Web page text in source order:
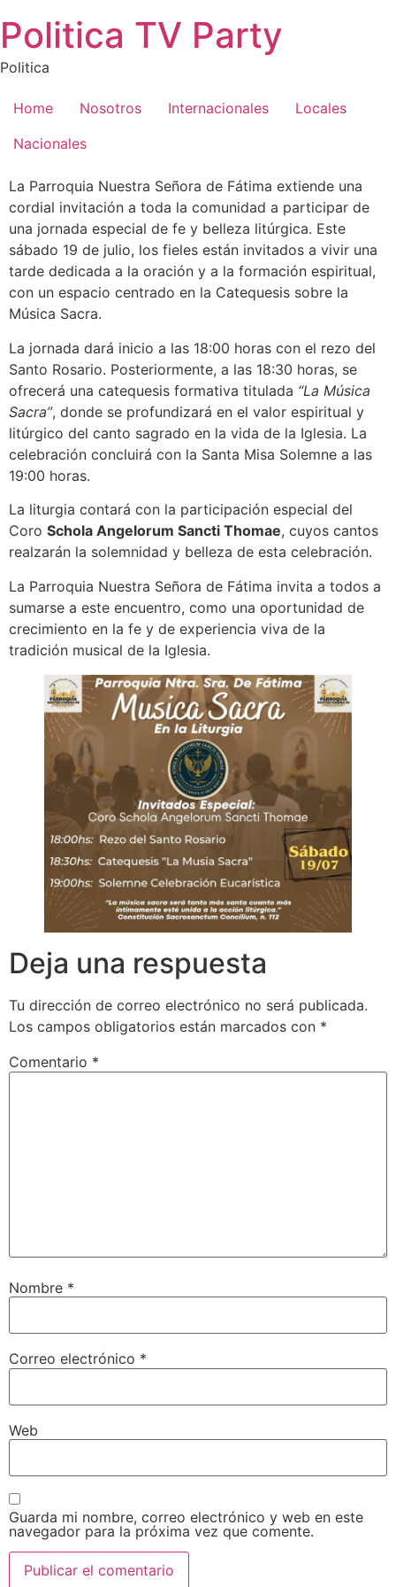
al
contenido
Politica TV Party
Politica
Home Nosotros Internacionales
Locales
Nacionales
La Parroquia Nuestra Señora de Fátima extiende una
cordial invitación a toda la comunidad a participar de
una jornada especial de fe y belleza litúrgica. Este
sábado 19 de julio, los fieles están invitados a vivir una
tarde dedicada a la oración y a la formación espiritual,
con un espacio centrado en la Catequesis sobre la
Música Sacra.
La jornada dará inicio a las 18:00 horas con el rezo del
Santo Rosario. Posteriormente, a las 18:30 horas, se
ofrecerá una catequesis formativa titulada “La Música
Sacra”, donde se profundizará en el valor espiritual y
litúrgico del canto sagrado en la vida de la Iglesia. La
celebración concluirá con la Santa Misa Solemne a las
19:00 horas.
La liturgia contará con la participación especial del
Coro Schola Angelorum Sancti Thomae, cuyos cantos
realzarán la solemnidad y belleza de esta celebración.
La Parroquia Nuestra Señora de Fátima invita a todos a
sumarse a este encuentro, como una oportunidad de
crecimiento en la fe y de experiencia viva de la
tradición musical de la Iglesia.
Deja una respuesta
Tu dirección de correo electrónico no será publicada.
Los campos obligatorios están marcados con *
Comentario *
Nombre *
Correo electrónico *
Web
Guarda mi nombre, correo electrónico y web en este
navegador para la próxima vez que comente.